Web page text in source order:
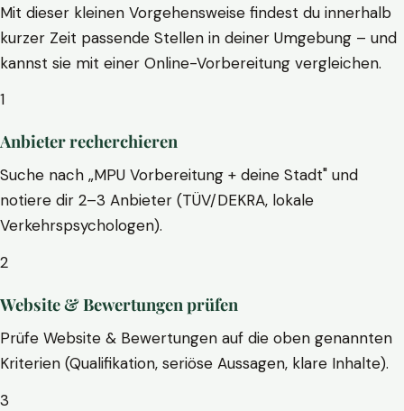
Mit dieser kleinen Vorgehensweise findest du innerhalb
kurzer Zeit passende Stellen in deiner Umgebung – und
kannst sie mit einer Online-Vorbereitung vergleichen.
1
Anbieter recherchieren
Suche nach „MPU Vorbereitung + deine Stadt" und
notiere dir 2–3 Anbieter (TÜV/DEKRA, lokale
Verkehrspsychologen).
2
Website & Bewertungen prüfen
Prüfe Website & Bewertungen auf die oben genannten
Kriterien (Qualifikation, seriöse Aussagen, klare Inhalte).
3